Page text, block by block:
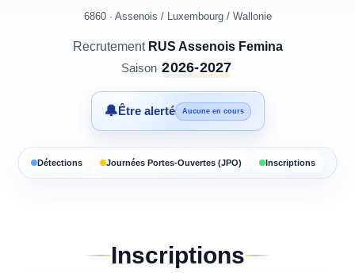
6860 · Assenois / Luxembourg / Wallonie
Recrutement RUS Assenois Femina
Saison 2026-2027
🔔Être alerté Aucune en cours
Détections Journées Portes-Ouvertes (JPO) Inscriptions
Inscriptions